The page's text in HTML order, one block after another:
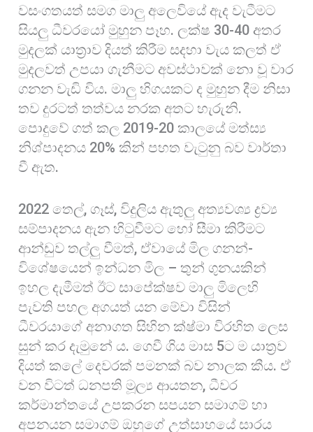
වසංගතයත් සමග මාලු අලෙවියේ ඇද වැටීමට
සියලු ධීවරයෝ මුහුන පෑහ. ලක්ෂ 30-40 අතර
මුදලක් යාත්‍රාව දියත් කිරීම සදහා වැය කලත් ඒ
මුදලවත් උපයා ගැනීමට අවස්ථාවක් නො වූ වාර
ගනන වැඩි විය. මාලු හිගයකට ද මුහුන දීම නිසා
තව දුරටත් තත්වය නරක අතට හැරුනි.
පොදුවේ ගත් කල 2019-20 කාලයේ මත්ස්‍ය
නිශ්පාදනය 20% කින් පහත වැටුනු බව වාර්තා
වී ඇත.
2022 තෙල්, ගෑස්, විදුලිය ඇතුලු අත්‍යවශ්‍ය ද්‍රව්‍ය
සම්පාදනය ඇන හිටුවීමට හෝ සීමා කිරීමට
ආන්ඩුව තල්ලු වීමත්, ඒවායේ මිල ගනන්-
විශේෂයෙන් ඉන්ධන මිල – තුන් ගුනයකින්
ඉහල දැමීමත් ඊට සාපේක්ෂව මාලු මිලෙහි
පැවති පහල අගයත් යන මේවා විසින්
ධීවරයාගේ අනාගත සිහින ක්ෂ්මා විරහිත ලෙස
සුන් කර දැමුනේ ය. ගෙවී ගිය මාස 5ට ම ‍යාත්‍රව
දියත් කලේ දෙවරක් පමනක් බව නාලක කීය. ඒ
වන විටත් ධනපති මූල්‍ය ආයතන, ධීවර
කර්මාන්තයේ උපකරන සපයන සමාගම් හා
අපනයන සමාගම් ඔහුගේ උත්සාහයේ සාරය